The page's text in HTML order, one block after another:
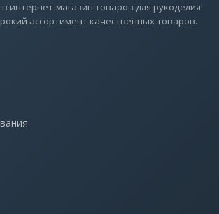
интернет-магазин товаров для рукоделия!
ассортимент качественных товаров.